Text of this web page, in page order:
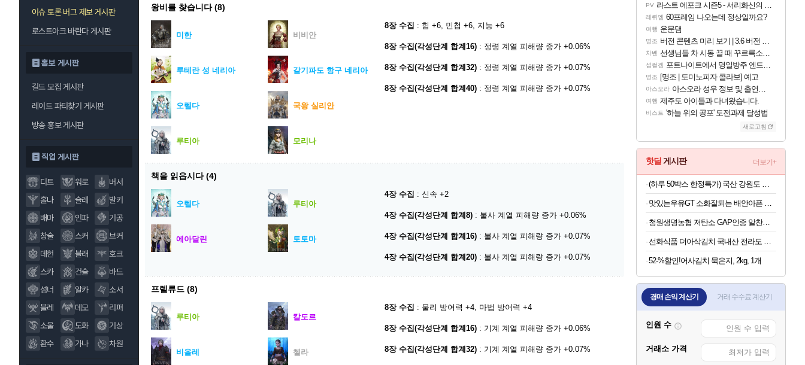
이슈 토론 버그 제보 게시판
로스트아크 바란다 게시판
홍보 게시판
길드 모집 게시판
레이드 파티찾기 게시판
방송 홍보 게시판
직업 게시판
디트 워로
버서
홀나
슬레
발키
배마
인파
기공
창술
스커
브커
데헌
블래
호크
스카
건슬
바드
섬너
알카
소서
블레
데모
리퍼
소울
도화
기상
환수
가나 차원
왕비를 찾습니다(8)
미한 비비안
루테란 성 네리아 갈기파도 항구 네리아
오렐다 국왕 실리안
루티아 모리나
8장 수집 : 힘 +6, 민첩 +6, 지능 +6
8장 수집(각성단계 합계16) : 정령 계열 피해량 증가 +0.06%
8장 수집(각성단계 합계32) : 정령 계열 피해량 증가 +0.07%
8장 수집(각성단계 합계40) : 정령 계열 피해량 증가 +0.07%
책을 읽읍시다(4)
오렐다 루티아
에아달린 토토마
4장 수집 : 신속 +2
4장 수집(각성단계 합계8) : 불사 계열 피해량 증가 +0.06%
4장 수집(각성단계 합계16) : 불사 계열 피해량 증가 +0.07%
4장 수집(각성단계 합계20) : 불사 계열 피해량 증가 +0.07%
프렐류드 (8)
루티아 칼도르
비올레 첼라
8장 수집 : 물리 방어력 +4, 마법 방어력 +4
8장 수집(각성단계 합계16) : 기계 계열 피해량 증가 +0.06%
8장 수집(각성단계 합계32) : 기계 계열 피해량 증가 +0.07%
PV 라스트 에포크 시즌5 - 서리화신의 분노 티저
레퀴엠 60프레임 나오는데 정상일까요?
여행 운문댐
명조 버전 콘텐츠 미리 보기 | 3.6 버전 「신기루 속 등불 그림자, 속세에 깃든 검의 결심」이 8월 20일에 업데이트됩니다!
차벤 선생님들 차 시동 끌 때 꾸르륵소리나는데
섭컬겜 포트나이트에서 명일방주 엔드필드 [펠리카] 판매 예정
명조 [명조 | 도미노피자 콜라보] 예고
아스오라 아스오라 성우 정보 및 출연작 모음
여행 제주도 아이들과 다녀왔습니다.
비스트 '하늘 위의 공포' 도전과제 달성법
새로고침
핫딜 게시판 더보기+
청원생명농협 저탄소 GAP인증 알찬미 특등급 10kg
52-%할인!어사김치 묵은지, 2kg, 1개
경매 손익 계산기 거래 수수료 계산기
인원 수
거래소 가격